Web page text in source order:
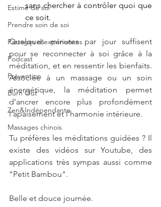
Estime de soi
Prendre soin de soi
Partages d'expériences
Podcast
Prévention
Burn Out
Zen&Indépendante
Massages chinois
sans chercher à contrôler quoi que
ce soit.
Quelques minutes par jour suffisent
pour se reconnecter à soi grâce à la
méditation, et en ressentir les bienfaits.
Associée à un massage ou un soin
énergétique, la méditation permet
d’ancrer encore plus profondément
l’apaisement et l’harmonie intérieure.
Tu préfères les méditations guidées ? Il
existe des vidéos sur Youtube, des
applications très sympas aussi comme
"Petit Bambou".
Belle et douce journée.